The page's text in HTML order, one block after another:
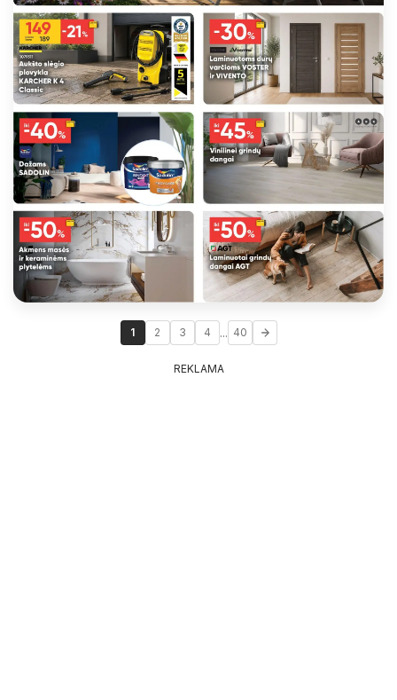
1 2 3 4 ... 40
REKLAMA